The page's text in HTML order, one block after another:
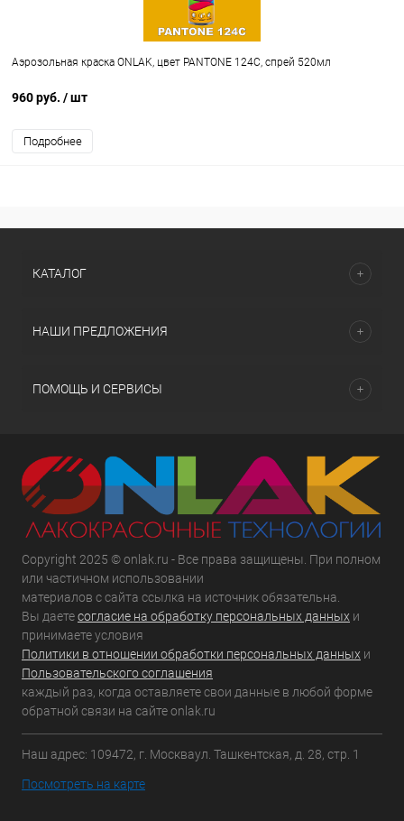
Аэрозольная краска ONLAK, цвет PANTONE 124C, спрей 520мл
960 руб. / шт
Подробнее
КАТАЛОГ
НАШИ ПРЕДЛОЖЕНИЯ
ПОМОЩЬ И СЕРВИСЫ
Copyright 2025 © onlak.ru - Все права защищены. При полном
или частичном использовании
материалов с сайта ссылка на источник обязательна.
Вы даетесогласие на обработку персональных данных и
принимаете условия
Политики в отношении обработки персональных данных и
Пользовательского соглашения
каждый раз, когда оставляете свои данные в любой форме
обратной связи на сайте onlak.ru
Наш адрес: 109472, г. Москваул. Ташкентская, д. 28, стр. 1
Посмотреть на карте